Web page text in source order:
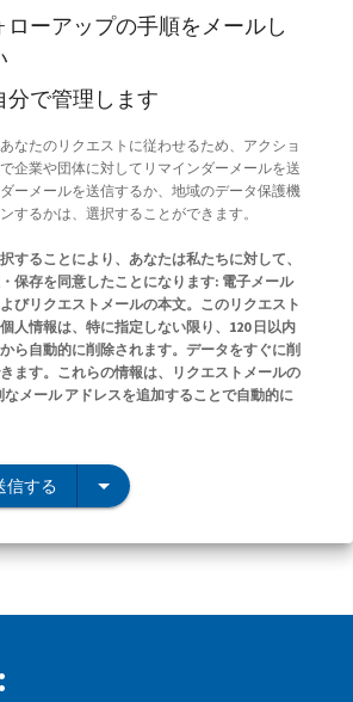
ローアップの手順をメールし
分で管理します
なたのリクエストに従わせるため、アクショ
企業や団体に対してリマインダーメールを送
ーメールを送信するか、地域のデータ保護機
するかは、選択することができます。
することにより、あなたは私たちに対して、
保存を同意したことになります: 電子メール
びリクエストメールの本文。このリクエスト
人情報は、特に指定しない限り、120 日以内
ら自動的に削除されます。データをすぐに削
ます。これらの情報は、リクエストメールの
なメール アドレスを追加することで自動的に
信する